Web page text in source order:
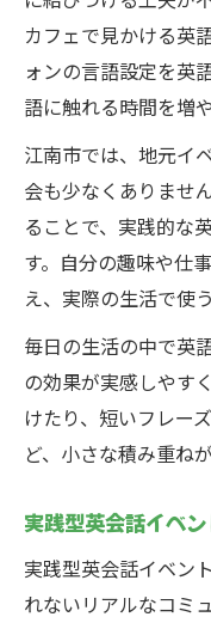
カフェで見かける英
ォンの言語設定を英
語に触れる時間を増
江南市では、地元イ
会も少なくありませ
ることで、実践的な
す。自分の趣味や仕
え、実際の生活で使
毎日の生活の中で英
の効果が実感しやす
けたり、短いフレー
ど、小さな積み重ね
実践型英会話イベ
実践型英会話イベン
れないリアルなコミ